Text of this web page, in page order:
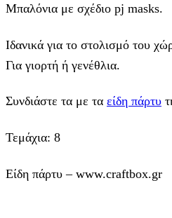
Μπαλόνια με σχέδιο pj masks.
Ιδανικά για το στολισμό του
Για γιορτή ή γενέθλια.
Συνδιάστε τα με τα είδη πάρτυ
Τεμάχια: 8
Είδη πάρτυ – www.craftbox.gr